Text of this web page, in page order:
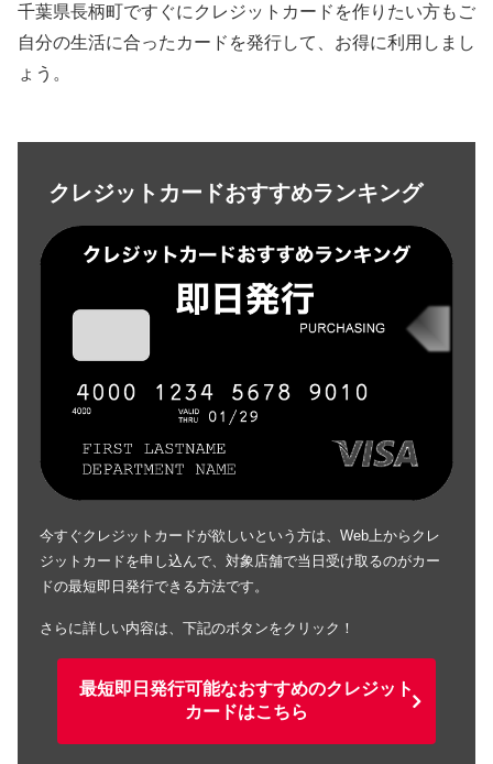
千葉県長柄町ですぐにクレジットカードを作りたい方もご
自分の生活に合ったカードを発行して、お得に利用しまし
ょう。
クレジットカードおすすめランキング
今すぐクレジットカードが欲しいという方は、Web上からクレ
ジットカードを申し込んで、対象店舗で当日受け取るのがカー
ドの最短即日発行できる方法です。
さらに詳しい内容は、下記のボタンをクリック！
最短即日発行可能なおすすめのクレジット
カードはこちら